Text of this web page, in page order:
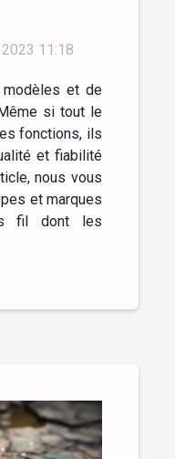
11:18
modèles et de
si tout le
fonctions, ils
et fiabilité
nous vous
et marques
fil dont les